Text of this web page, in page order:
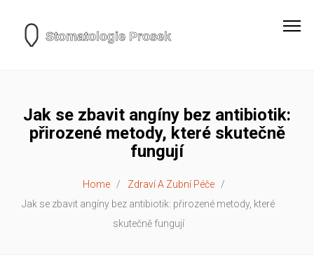
Jak se zbavit angíny bez antibiotik:
přirozené metody, které skutečně
fungují
Home
Zdraví A Zubní Péče
Jak se zbavit angíny bez antibiotik: přirozené metody, které
skutečně fungují